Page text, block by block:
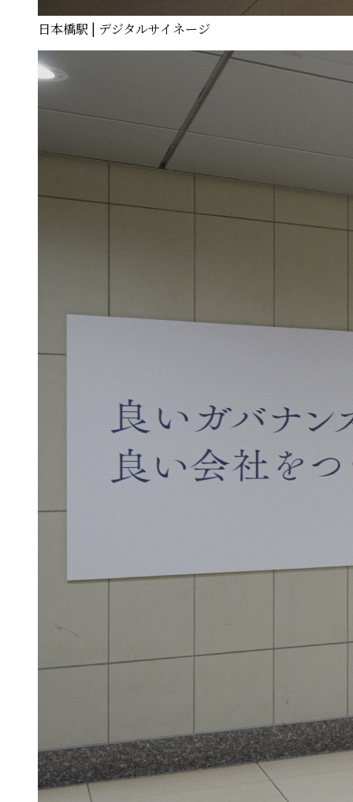
日本橋駅 | デジタルサイネージ